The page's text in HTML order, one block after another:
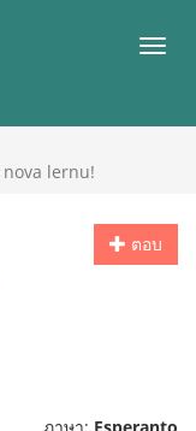
เมนู
lernu!
ตอบ